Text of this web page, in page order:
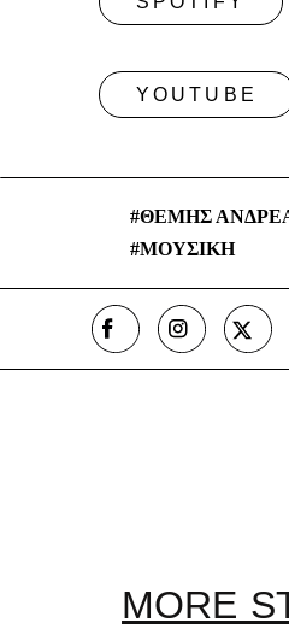
YOUTUBE
ΘΕΜΗΣ
ΜΟΥΣΙΚΗ
MORE